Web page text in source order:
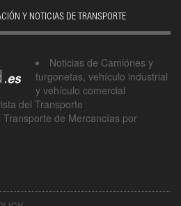
Y NOTICIAS DE TRANSPORTE
Noticias de Camiónes y
furgonetas, vehículo industrial
y vehículo comercial
del Transporte
de Mercancías por